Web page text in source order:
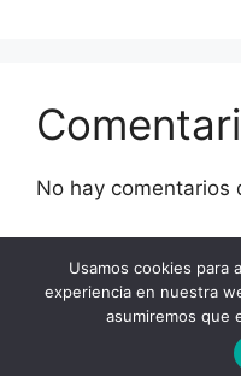
No hay comentarios
© 2026
Usamos cookies para
experiencia en nuestra
asumiremos que